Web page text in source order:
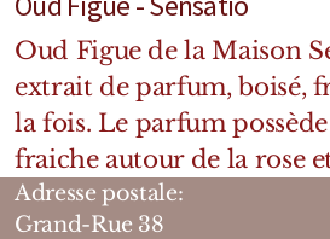
Oud Figue de la Maison
extrait de parfum, boisé,
la fois. Le parfum
fraiche autour de la rose
Adresse postale:
Grand-Rue 38